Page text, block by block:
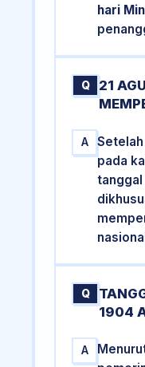
hari
Q
21
A
pada
tanggal
Q
1904
A